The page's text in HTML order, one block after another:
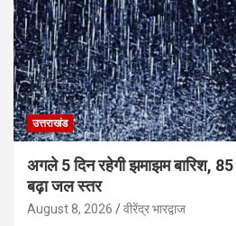
उत्तराखंड
अगले 5 दिन रहेगी झमाझम बारिश,
बढ़ा जल स्तर
August 8, 2026 वीरेंद्र भारद्वाज